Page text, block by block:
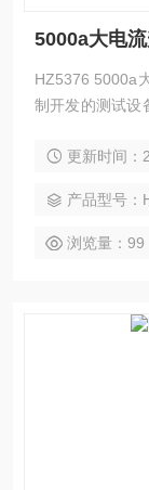
5000a大电
HZ5376 5000a
制开发的测试设
功耗、大容量
更新时间：
产品型号：
浏览量：99